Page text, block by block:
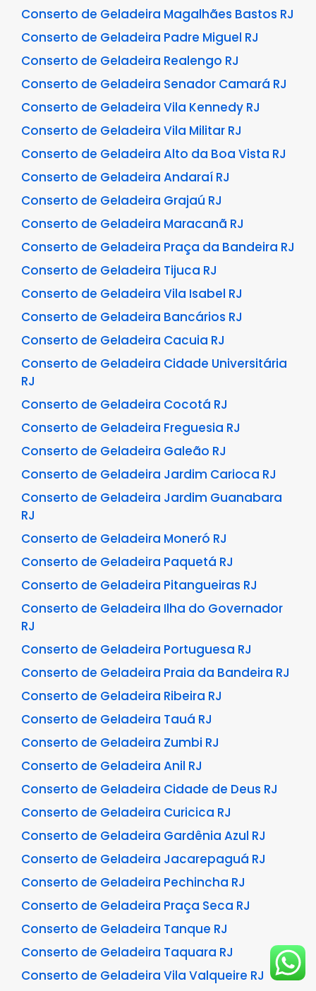
Conserto de Geladeira Magalhães Bastos RJ
Conserto de Geladeira Padre Miguel RJ
Conserto de Geladeira Realengo RJ
Conserto de Geladeira Senador Camará RJ
Conserto de Geladeira Vila Kennedy RJ
Conserto de Geladeira Vila Militar RJ
Conserto de Geladeira Alto da Boa Vista RJ
Conserto de Geladeira Andaraí RJ
Conserto de Geladeira Grajaú RJ
Conserto de Geladeira Maracanã RJ
Conserto de Geladeira Praça da Bandeira RJ
Conserto de Geladeira Tijuca RJ
Conserto de Geladeira Vila Isabel RJ
Conserto de Geladeira Bancários RJ
Conserto de Geladeira Cacuia RJ
Conserto de Geladeira Cidade Universitária
RJ
Conserto de Geladeira Cocotá RJ
Conserto de Geladeira Freguesia RJ
Conserto de Geladeira Galeão RJ
Conserto de Geladeira Jardim Carioca RJ
Conserto de Geladeira Jardim Guanabara
RJ
Conserto de Geladeira Moneró RJ
Conserto de Geladeira Paquetá RJ
Conserto de Geladeira Pitangueiras RJ
Conserto de Geladeira Ilha do Governador
RJ
Conserto de Geladeira Portuguesa RJ
Conserto de Geladeira Praia da Bandeira RJ
Conserto de Geladeira Ribeira RJ
Conserto de Geladeira Tauá RJ
Conserto de Geladeira Zumbi RJ
Conserto de Geladeira Anil RJ
Conserto de Geladeira Cidade de Deus RJ
Conserto de Geladeira Curicica RJ
Conserto de Geladeira Gardênia Azul RJ
Conserto de Geladeira Jacarepaguá RJ
Conserto de Geladeira Pechincha RJ
Conserto de Geladeira Praça Seca RJ
Conserto de Geladeira Tanque RJ
Conserto de Geladeira Taquara RJ
Conserto de Geladeira Vila Valqueire RJ